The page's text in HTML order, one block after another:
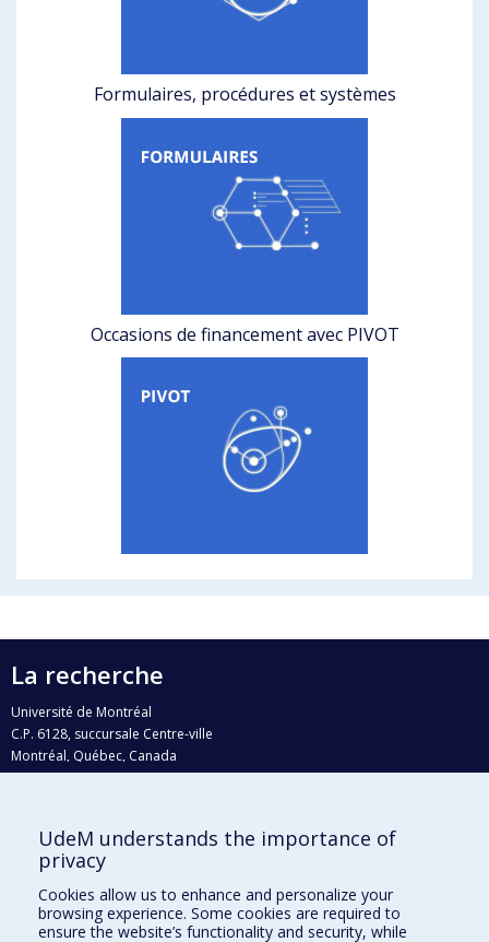
Formulaires, procédures et systèmes
Occasions de financement avec PIVOT
La recherche
Université de Montréal
C.P. 6128, succursale Centre-ville
Montréal, Québec, Canada
H3C 3J7
Qui fait quoi?
Nous trouver
Plan du site
UdeM understands the importance of
privacy
Cookies allow us to enhance and personalize your
browsing experience. Some cookies are required to
ensure the website’s functionality and security, while